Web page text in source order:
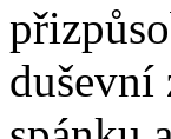
duševní